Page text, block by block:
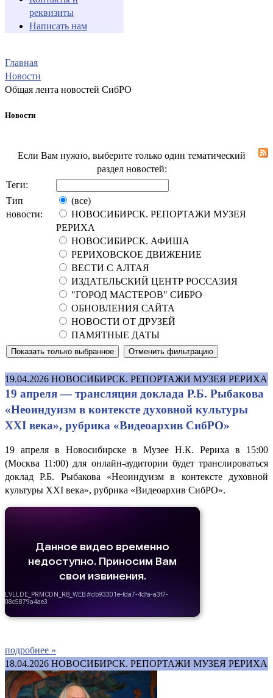
реквизиты
Написать нам
Главная
Новости
Общая лента новостей СибРО
Новости
Если Вам нужно, выберите только один тематический
раздел новостей:
Теги:
Тип
новости:
(все)
НОВОСИБИРСК. РЕПОРТАЖИ МУЗЕЯ
РЕРИХА
НОВОСИБИРСК. АФИША
РЕРИХОВСКОЕ ДВИЖЕНИЕ
ВЕСТИ С АЛТАЯ
ИЗДАТЕЛЬСКИЙ ЦЕНТР РОССАЗИЯ
"ГОРОД МАСТЕРОВ" СИБРО
ОБНОВЛЕНИЯ САЙТА
НОВОСТИ ОТ ДРУЗЕЙ
ПАМЯТНЫЕ ДАТЫ
19.04.2026 НОВОСИБИРСК. РЕПОРТАЖИ МУЗЕЯ РЕРИХА
19 апреля — трансляция доклада Р.Б. Рыбакова
«Неоиндуизм в контексте духовной культуры
XXI века», рубрика «Видеоархив СибРО»
19 апреля в Новосибирске в Музее Н.К. Рериха в 15:00
(Москва 11:00) для онлайн-аудитории будет транслироваться
доклад Р.Б. Рыбакова «Неоиндуизм в контексте духовной
культуры XXI века», рубрика «Видеоархив СибРО».
подробнее »
18.04.2026 НОВОСИБИРСК. РЕПОРТАЖИ МУЗЕЯ РЕРИХА